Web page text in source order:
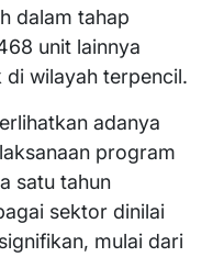
dalam tahap
unit lainnya
di wilayah terpencil.
adanya
program
satu tahun
sektor dinilai
mulai dari